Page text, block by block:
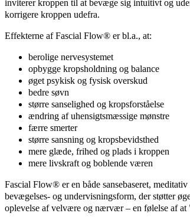
inviterer kroppen til at bevæge sig intuitivt og
korrigere kroppen udefra.
Effekterne af Fascial Flow® er bl.a., at:
berolige nervesystemet
opbygge kropsholdning og balance
øget psykisk og fysisk overskud
bedre søvn
større sanselighed og kropsforståelse
ændring af uhensigtsmæssige mønstre
færre smerter
større sansning og kropsbevidsthed
mere glæde, frihed og plads i kroppen
mere livskraft og boblende væren
Fascial Flow® er en både sansebaseret,
bevægelses- og undervisningsform, der støtter
oplevelse af velvære og nærvær – en følelse af